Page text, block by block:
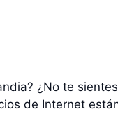
¿No te
de Internet